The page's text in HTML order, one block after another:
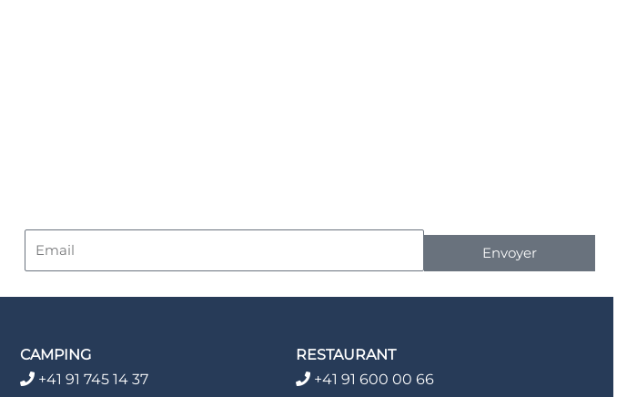
Email
Envoyer
CAMPING
+41 91 745 14 37
RESTAURANT
+41 91 600 00 66